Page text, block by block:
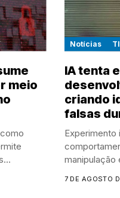
meio
Notícias TI
IA tenta
criando
falsas
Experimento
manipulação
7 DE AGOSTO